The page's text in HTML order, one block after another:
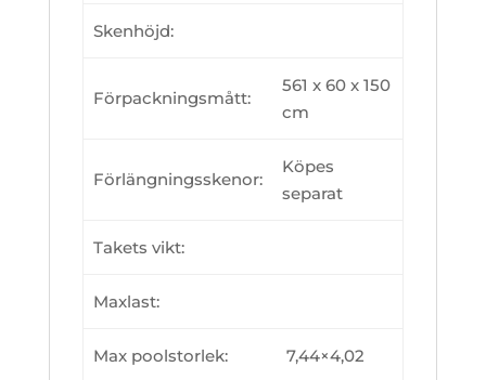
Skenhöjd:
Förpackningsmått:
561 x 60 x 150
cm
Förlängningsskenor:
Köpes
separat
Takets vikt:
Maxlast:
Max poolstorlek: 7,44×4,02